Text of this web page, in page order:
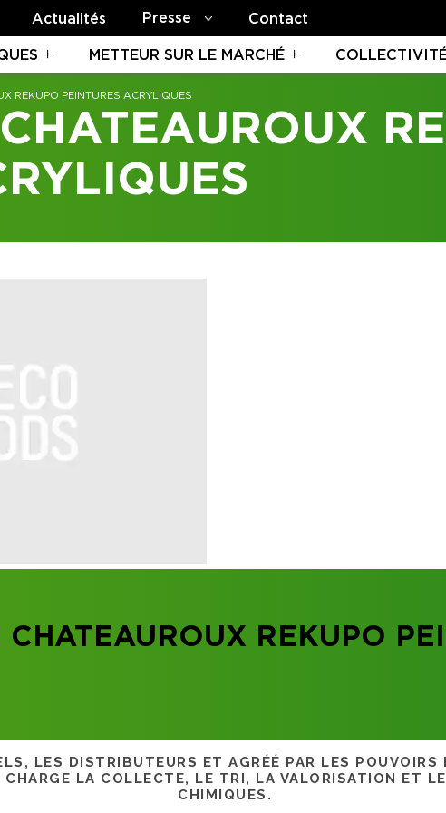
Actualités Presse Contact
METTEUR SUR LE MARCHÉ
REKUPO PEINTURES ACRYLIQUES
REKUPO
LES DISTRIBUTEURS ET AGRÉÉ PAR LES POUVOIRS
LA COLLECTE, LE TRI, LA VALORISATION ET
CHIMIQUES.